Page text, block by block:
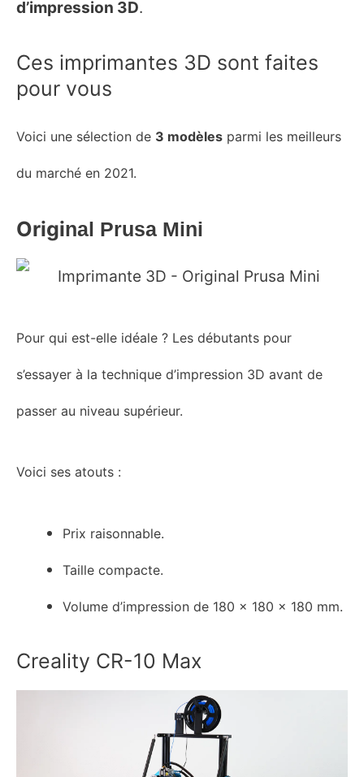
d’impression 3D.
Ces imprimantes 3D sont faites
pour vous
Voici une sélection de 3 modèles parmi les meilleurs
du marché en 2021.
Original Prusa Mini
Pour qui est-elle idéale ? Les débutants pour
s’essayer à la technique d’impression 3D avant de
passer au niveau supérieur.
Voici ses atouts :
Prix raisonnable.
Taille compacte.
Volume d’impression de 180 x 180 x 180 mm.
Creality CR-10 Max